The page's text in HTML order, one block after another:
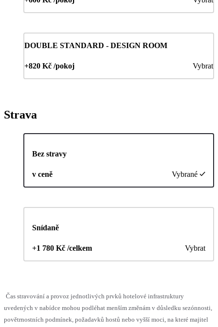
DOUBLE STANDARD - DESIGN ROOM
+820 Kč /pokoj Vybrat
Strava
Bez stravy
v ceně Vybrané
Snídaně
+1 780 Kč /celkem Vybrat
Čas stravování a provoz jednotlivých prvků hotelové infrastruktury
uvedených v nabídce mohou podléhat menším změnám v důsledku sezónnosti,
povětrnostních podmínek, požadavků hostů nebo vyšší moci, na které majitel